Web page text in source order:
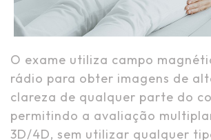
O exame utiliza campo
rádio para obter imagens de
clareza de qualquer parte do
permitindo a avaliação
3D/4D, sem utilizar qualquer